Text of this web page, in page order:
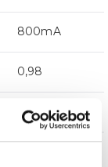
800mA
0,98
32